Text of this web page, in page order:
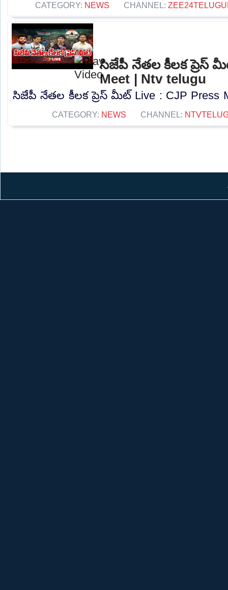
CATEGORY: NEWS CHANNEL:
సిజేపీ నేతల కీలక ప్రెస్
Meet | Ntv telugu
సిజేపీ నేతల కీలక ప్రెస్ మీట్ Live : CJP Press
CATEGORY: NEWS CHANNEL: